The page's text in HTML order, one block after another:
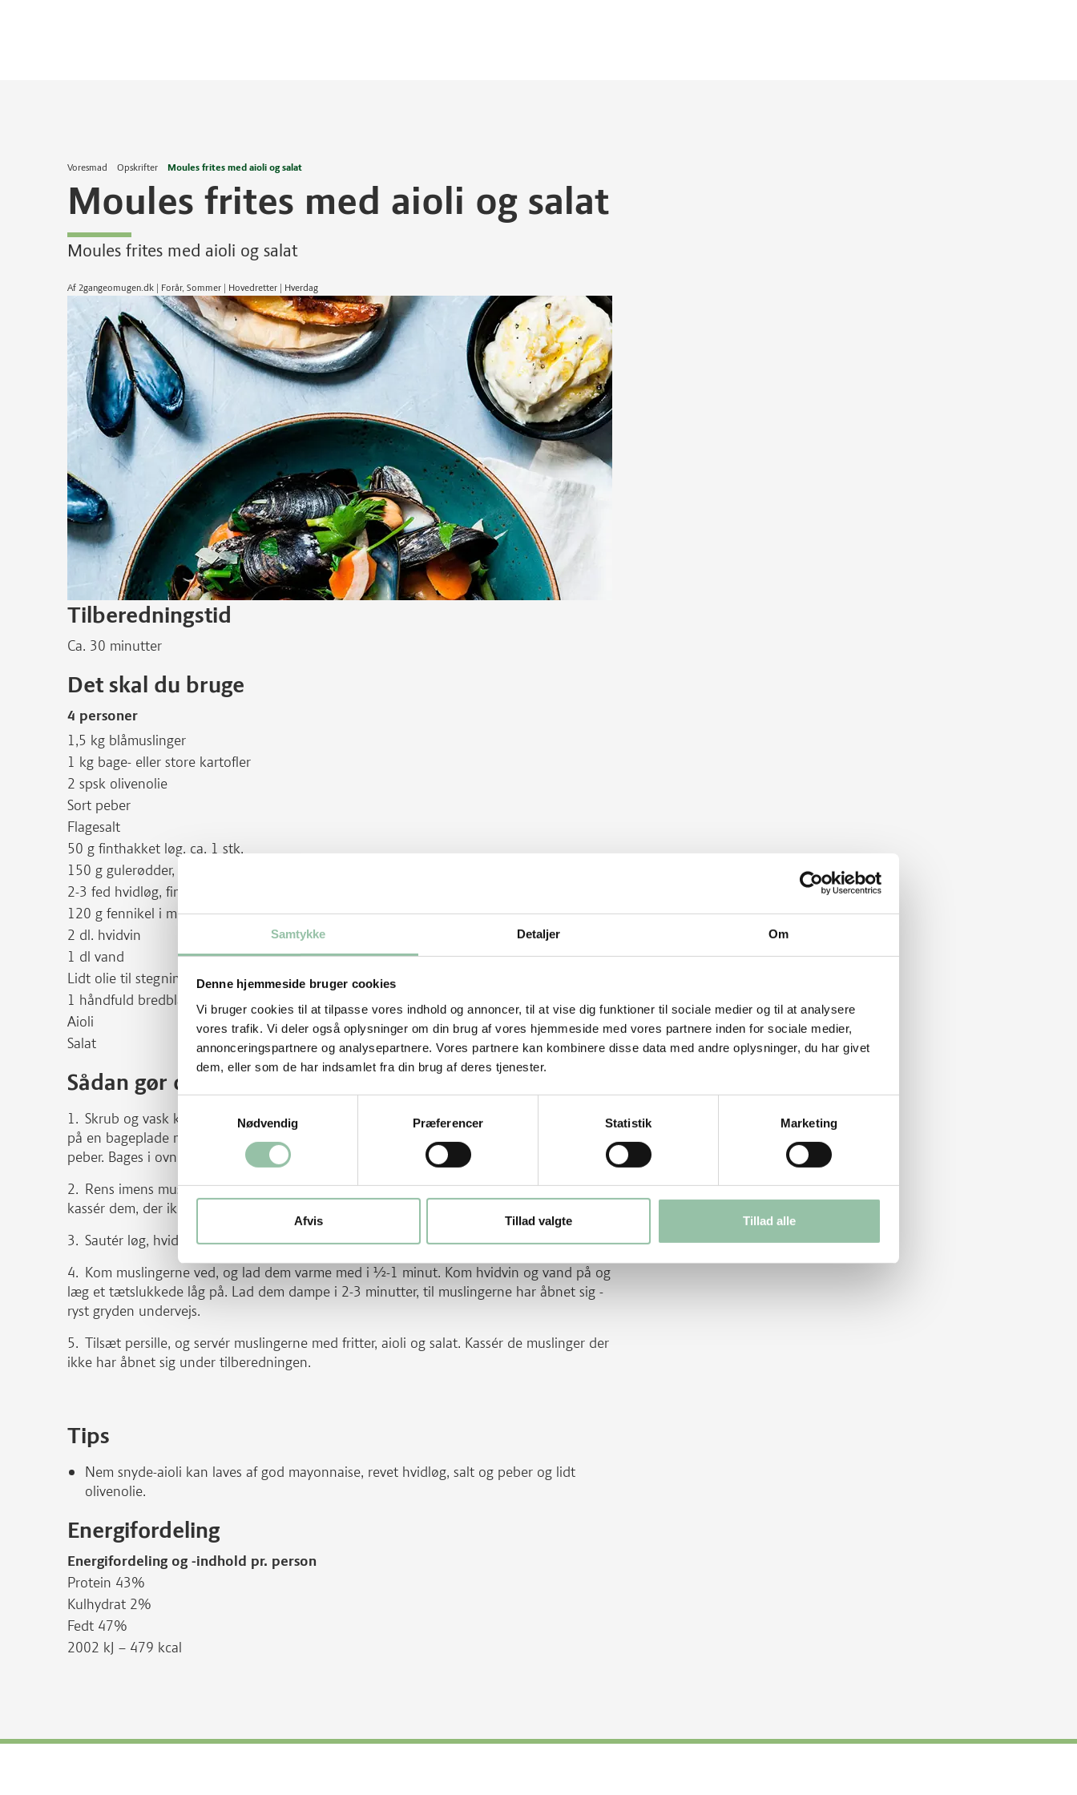
Samtykke Detaljer Om
Denne hjemmeside bruger cookies
Vi bruger cookies til at tilpasse vores indhold og annoncer, til at vise dig funktioner til sociale medier og til at analysere
vores trafik. Vi deler også oplysninger om din brug af vores hjemmeside med vores partnere inden for sociale medier,
annonceringspartnere og analysepartnere. Vores partnere kan kombinere disse data med andre oplysninger, du har givet
dem, eller som de har indsamlet fra din brug af deres tjenester.
Nødvendig
Præferencer Statistik Marketing
Afvis Tillad valgte Tillad alle
Voresmad Opskrifter Moules frites med aioli og salat
Moules frites med aioli og salat
Moules frites med aioli og salat
Af 2gangeomugen.dk | Forår, Sommer | Hovedretter | Hverdag
Tilberedningstid
Ca. 30 minutter
Det skal du bruge
4 personer
1,5 kg blåmuslinger
1 kg bage- eller store kartofler
2 spsk olivenolie
Sort peber
Flagesalt
50 g finthakket løg, ca. 1 stk.
150 g gulerødder, ca. 2 stk.
2-3 fed hvidløg, finthakket
120 g fennikel i mundrette stykker, ca. 1 stk.
2 dl. hvidvin
1 dl vand
Lidt olie til stegning
1 håndfuld bredbladet persille, hakket
Aioli
Salat
Sådan gør du
Skrub og vask kartofler, og skær dem i grove, aflange pomfritter med skræl. Læg dem
på en bageplade med bagepapir og vend godt sammen med 2 spsk olivenolie, salt og
peber. Bages i ovnen 25-30 minutter på 200 grader, indtil de er gyldne og sprøde.
Rens imens muslingerne, ved at skylle dem i koldt vand. Bank dem let mod bordet, og
kassér dem, der ikke lukker sig.
Sautér løg, hvidløg og fennikel i olie i en stor varm gryde.
Kom muslingerne ved, og lad dem varme med i ½-1 minut. Kom hvidvin og vand på og
læg et tætslukkede låg på. Lad dem dampe i 2-3 minutter, til muslingerne har åbnet sig -
ryst gryden undervejs.
Tilsæt persille, og servér muslingerne med fritter, aioli og salat. Kassér de muslinger der
ikke har åbnet sig under tilberedningen.
Tips
Nem snyde-aioli kan laves af god mayonnaise, revet hvidløg, salt og peber og lidt
olivenolie.
Energifordeling
Energifordeling og -indhold pr. person
Protein 43%
Kulhydrat 2%
Fedt 47%
2002 kJ – 479 kcal